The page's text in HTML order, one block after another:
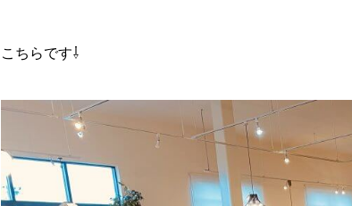
こちらです⇩